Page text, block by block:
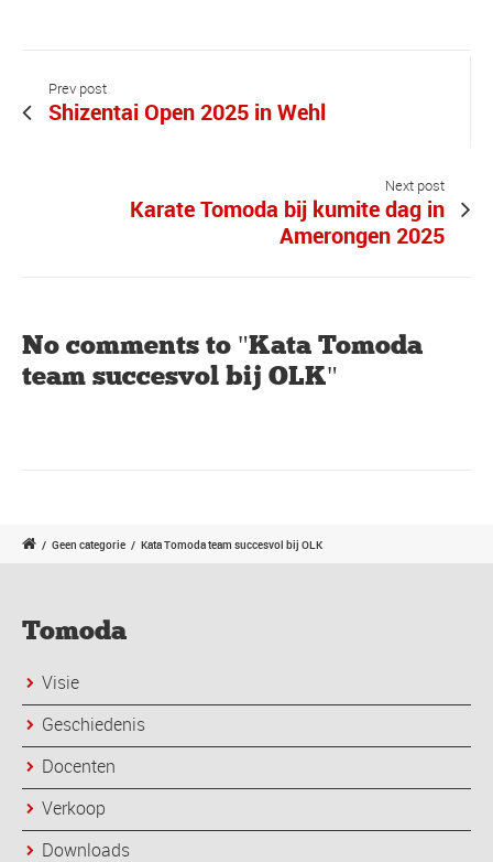
Prev post
Shizentai Open 2025 in Wehl
Next post
Karate Tomoda bij kumite dag in
Amerongen 2025
No comments to "Kata Tomoda
team succesvol bij OLK"
/ Geen categorie / Kata Tomoda team succesvol bij OLK
Tomoda
Visie
Geschiedenis
Docenten
Verkoop
Downloads